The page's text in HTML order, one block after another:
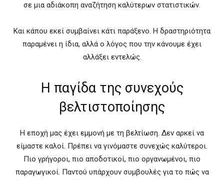
σε μια αδιάκοπη αναζήτηση καλύτερων στατιστικών.
Και κάπου εκεί συμβαίνει κάτι παράξενο. Η δραστηριότητα
παραμένει η ίδια, αλλά ο λόγος που την κάνουμε έχει
αλλάξει εντελώς.
Η παγίδα της συνεχούς
βελτιστοποίησης
Η εποχή μας έχει εμμονή με τη βελτίωση. Δεν αρκεί να
είμαστε καλοί. Πρέπει να γινόμαστε συνεχώς καλύτεροι.
Πιο γρήγοροι, πιο αποδοτικοί, πιο οργανωμένοι, πιο
παραγωγικοί. Παντού υπάρχουν συμβουλές για το πώς να